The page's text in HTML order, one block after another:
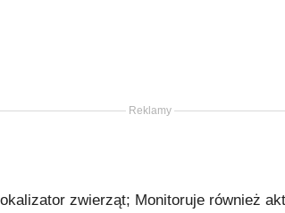
Reklamy
zwierząt; Monitoruje również